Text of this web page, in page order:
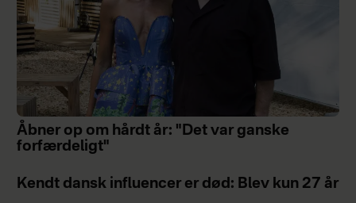
Åbner op om hårdt år: "Det var ganske
forfærdeligt"
Kendt dansk influencer er død: Blev kun 27 år